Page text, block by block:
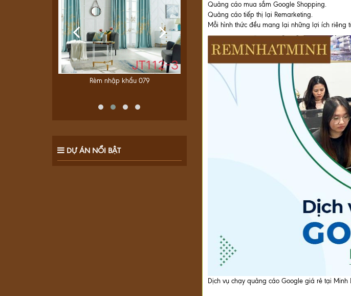
Quảng cáo mua sắm Google Shopping.
Quảng cáo tiếp thị lại Remarketing.
Mỗi hình thức đều mang lại những lợi ích riêng
Dịch vụ chạy quảng cáo Google giá rẻ tại Minh
Rèm nhập khẩu 079 Rèm nhập khẩu 077
DỰ ÁN NỔI BẬT